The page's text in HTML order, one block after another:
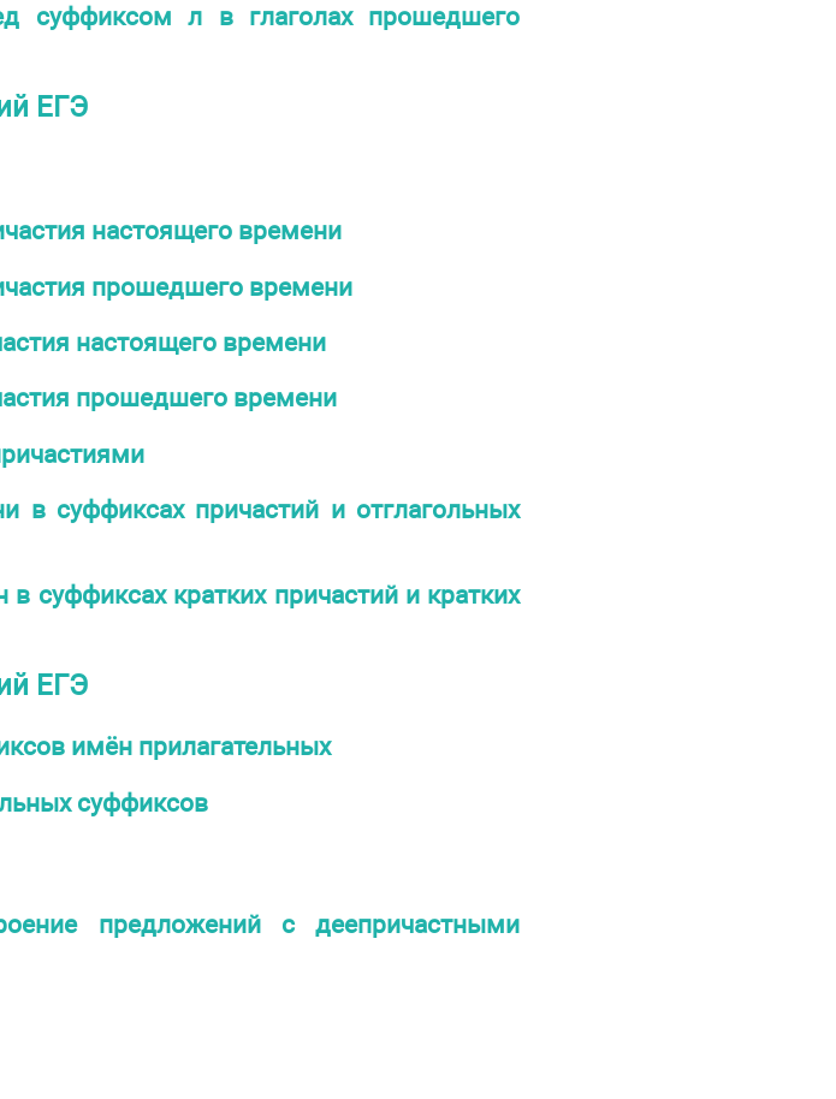
суффиксом л в глаголах прошедшего
ЕГЭ
настоящего времени
прошедшего времени
настоящего времени
прошедшего времени
в суффиксах причастий и отглагольных
суффиксах кратких причастий и кратких
ЕГЭ
имён прилагательных
суффиксов
предложений с деепричастными